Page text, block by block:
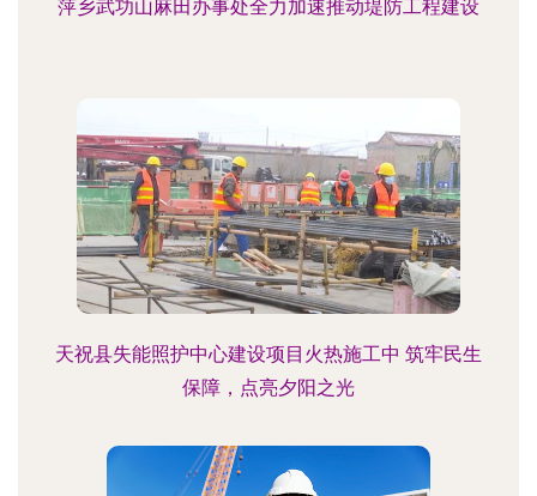
萍乡武功山麻田办事处全力加速推动堤防工程建设
天祝县失能照护中心建设项目火热施工中 筑牢民生
保障，点亮夕阳之光